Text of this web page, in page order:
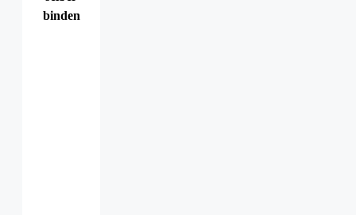
binden